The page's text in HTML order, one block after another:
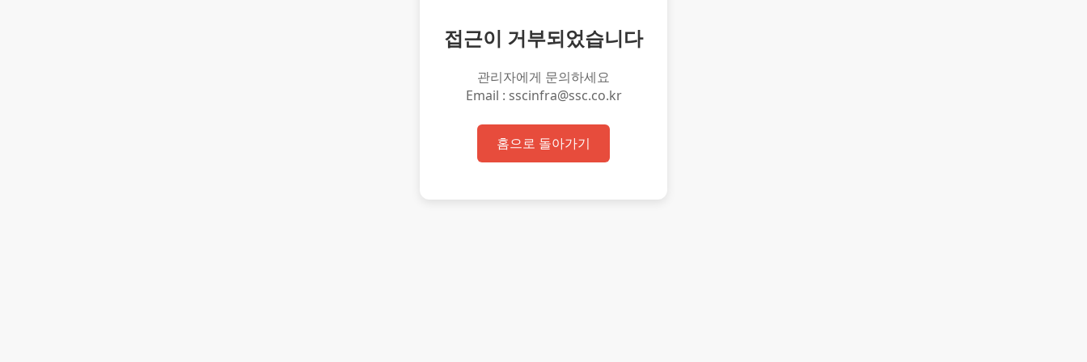
접근이 거부되었습니다
관리자에게 문의하세요
Email : sscinfra@ssc.co.kr
홈으로 돌아가기